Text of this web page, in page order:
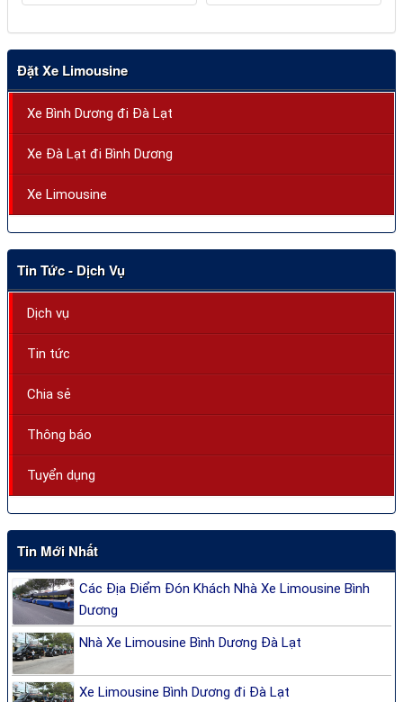
Đặt Xe Limousine
Xe Bình Dương đi Đà Lạt
Xe Đà Lạt đi Bình Dương
Xe Limousine
Tin Tức - Dịch Vụ
Dịch vụ
Tin tức
Chia sẻ
Thông báo
Tuyển dụng
Tin Mới Nhất
Các Địa Điểm Đón Khách Nhà Xe Limousine Bình
Dương
Nhà Xe Limousine Bình Dương Đà Lạt
Xe Limousine Bình Dương đi Đà Lạt